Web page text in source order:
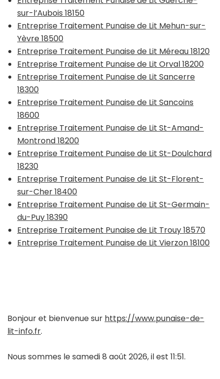
sur-l’Aubois 18150
Entreprise Traitement Punaise de Lit Mehun-sur-
Yèvre 18500
Entreprise Traitement Punaise de Lit Méreau 18120
Entreprise Traitement Punaise de Lit Orval 18200
Entreprise Traitement Punaise de Lit Sancerre
18300
Entreprise Traitement Punaise de Lit Sancoins
18600
Entreprise Traitement Punaise de Lit St-Amand-
Montrond 18200
Entreprise Traitement Punaise de Lit St-Doulchard
18230
Entreprise Traitement Punaise de Lit St-Florent-
sur-Cher 18400
Entreprise Traitement Punaise de Lit St-Germain-
du-Puy 18390
Entreprise Traitement Punaise de Lit Trouy 18570
Entreprise Traitement Punaise de Lit Vierzon 18100
Bonjour et bienvenue sur https://www.punaise-de-
lit-info.fr.
Nous sommes le samedi 8 août 2026, il est 11:51.